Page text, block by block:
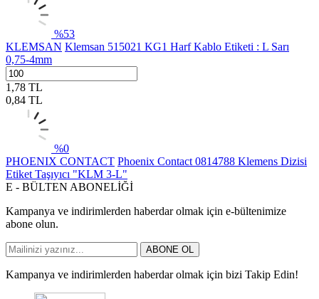
%53
KLEMSAN Klemsan 515021 KG1 Harf Kablo Etiketi : L Sarı
0,75-4mm
1,78 TL
0,84 TL
%0
PHOENIX CONTACT Phoenix Contact 0814788 Klemens Dizisi
Etiket Taşıyıcı "KLM 3-L"
E - BÜLTEN ABONELİĞİ
Kampanya ve indirimlerden haberdar olmak için e-bültenimize
abone olun.
ABONE OL
Kampanya ve indirimlerden haberdar olmak için bizi Takip Edin!